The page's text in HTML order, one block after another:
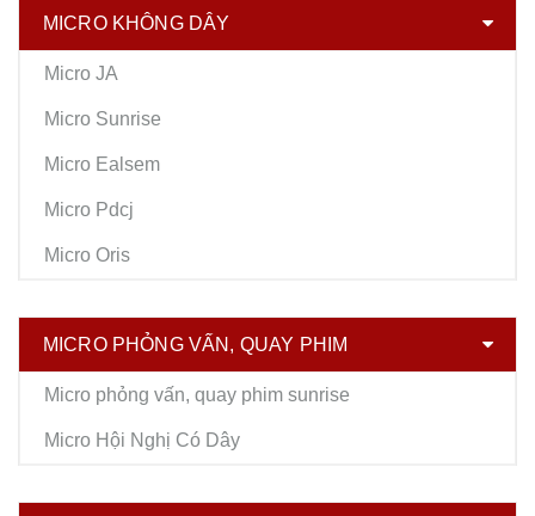
MICRO KHÔNG DÂY
Micro JA
Micro Sunrise
Micro Ealsem
Micro Pdcj
Micro Oris
MICRO PHỎNG VẤN, QUAY PHIM
Micro phỏng vấn, quay phim sunrise
Micro Hội Nghị Có Dây